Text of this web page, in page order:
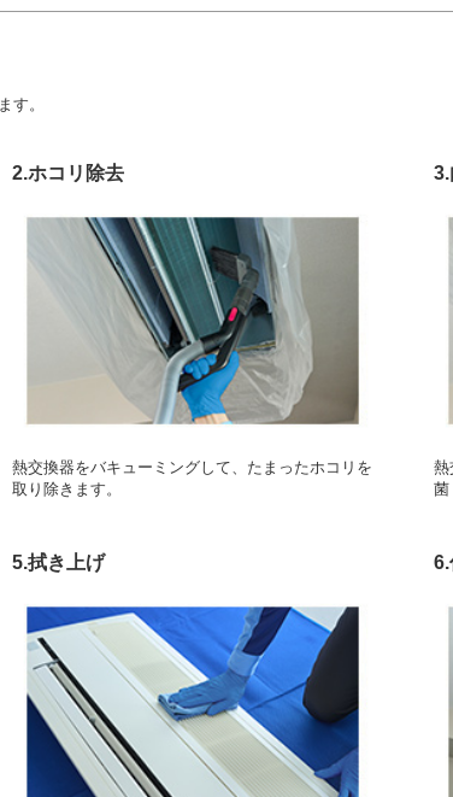
す。
2.ホコリ除去
熱交換器をバキューミングして、たまったホコリを
取り除きます。
熱
菌
5.拭き上げ